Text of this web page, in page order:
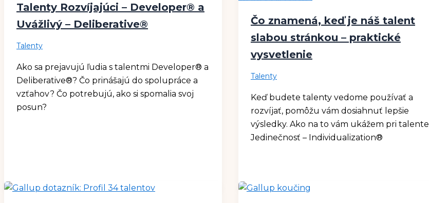
Talenty Rozvíjajúci – Developer® a
Uvážlivý – Deliberative®
Talenty
Ako sa prejavujú ľudia s talentmi Developer® a
Deliberative®? Čo prinášajú do spolupráce a
vzťahov? Čo potrebujú, ako si spomalia svoj
posun?
Čo znamená, keď je náš talent
slabou stránkou – praktické
vysvetlenie
Talenty
Keď budete talenty vedome používať a
rozvíjať, pomôžu vám dosiahnuť lepšie
výsledky. Ako na to vám ukážem pri talente
Jedinečnosť – Individualization®